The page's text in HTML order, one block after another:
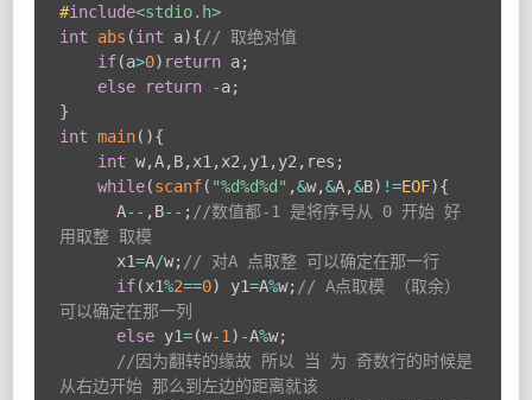
#include<stdio.h>
int
abs (int a){// 取绝对值
if(a>0) return a;
else
return -a;
}
int main( ){
int w,A, B, x1, x2, y1, y2, res ;
while(scanf( "%d%d%d" ,&w,&A,&B) !=EOF){
      A
-- , B-- ; //数值都-1 是将序号从 0 开始 好
用取整 取模
      x1
=A/w; // 对A 点取整 可以确定在那一行
if(x1%2==0) y1=A%w; // A点取模 （取余）
可以确定在那一列
else y1=(w-1) -A%w;
//因为翻转的缘故 所以 当 为 奇数行的时候是
从右边开始 那么到左边的距离就该